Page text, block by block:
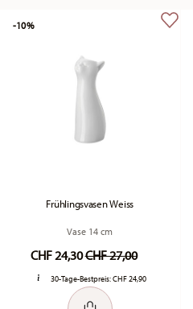
Frühlingsvasen Weiss
Vase 14 cm
CHF 24,30Price reduced from
CHF 27,00to
30-Tage-Bestpreis:CHF 24,90
-10%